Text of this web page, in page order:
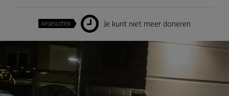
AFGESLOTEN Je kunt niet meer doneren